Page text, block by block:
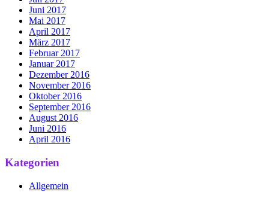
Juni 2017
Mai 2017
April 2017
März 2017
Februar 2017
Januar 2017
Dezember 2016
November 2016
Oktober 2016
September 2016
August 2016
Juni 2016
April 2016
Kategorien
Allgemein